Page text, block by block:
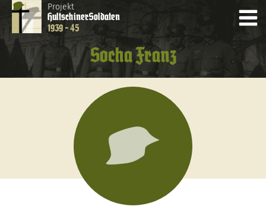
Projekt
HultschinerSoldaten
1939 - 45
Socha Franz